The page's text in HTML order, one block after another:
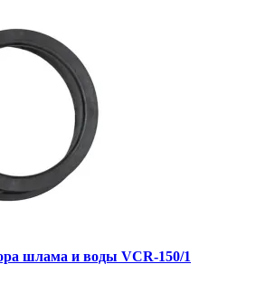
шлама и воды VCR-150/1